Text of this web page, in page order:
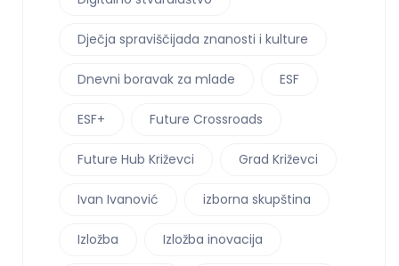
Dječja spraviščijada znanosti i kulture
Dnevni boravak za mlade ESF
ESF+ Future Crossroads
Future Hub Križevci Grad Križevci
Ivan Ivanović izborna skupština
Izložba Izložba inovacija